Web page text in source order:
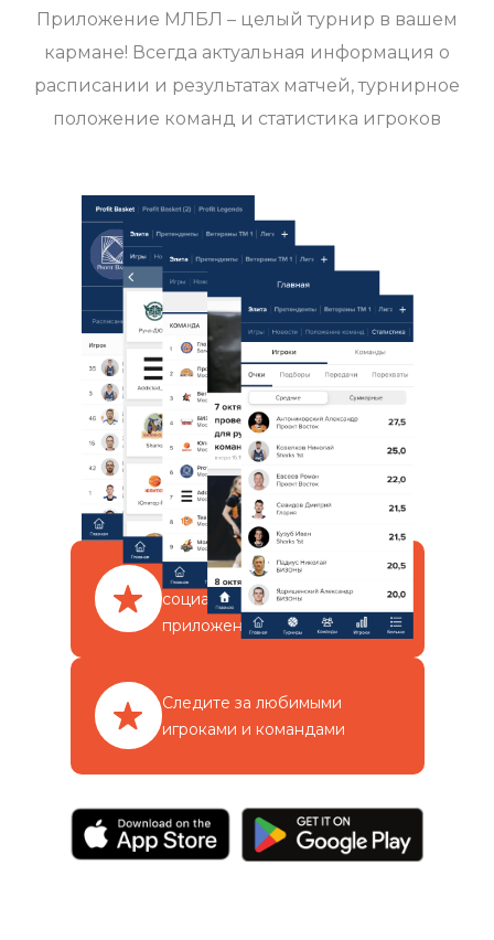
Приложение МЛБЛ – целый турнир в вашем
кармане! Всегда актуальная информация о
расписании и результатах матчей, турнирное
положение команд и статистика игроков
Следите за любимыми
игроками и командами
Создавайте инфографику для
социальных сетей прямо из
приложения